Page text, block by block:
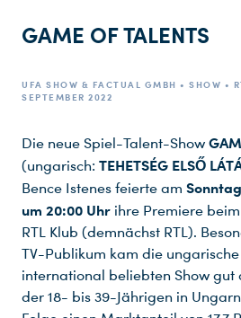
GAME OF TALENTS
UFA SHOW & FACTUAL GMBH • SHOW •
SEPTEMBER 2022
Die neue Spiel-Talent-Show
(ungarisch: TEHETSÉG ELSŐ
Bence Istenes feierte am
um 20:00 Uhr ihre Premiere
RTL Klub (demnächst RTL).
TV-Publikum kam die
international beliebten Show gut
der 18- bis 39-Jährigen in